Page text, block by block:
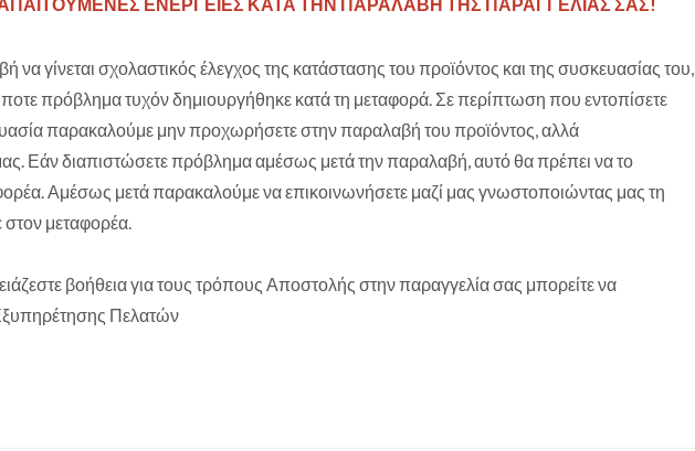
να γίνεται σχολαστικός έλεγχος της κατάστασης του προϊόντος και της συσκευασίας του,
πρόβλημα τυχόν δημιουργήθηκε κατά τη μεταφορά. Σε περίπτωση που εντοπίσετε
παρακαλούμε μην προχωρήσετε στην παραλαβή του προϊόντος, αλλά
Εάν διαπιστώσετε πρόβλημα αμέσως μετά την παραλαβή, αυτό θα πρέπει να το
Αμέσως μετά παρακαλούμε να επικοινωνήσετε μαζί μας γνωστοποιώντας μας τη
μεταφορέα.
βοήθεια για τους τρόπους Αποστολής στην παραγγελία σας μπορείτε να
Πελατών